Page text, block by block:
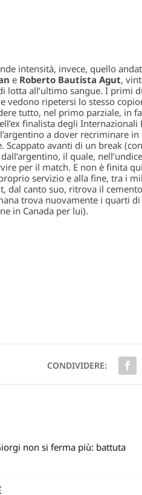
intensità, invece, quello
e Roberto Bautista Agut,
lotta all’ultimo sangue. I primi
vedono ripetersi lo stesso
tutto, nel primo parziale, in
finalista degli
a dover recriminare
Scappato avanti di un break
il quale,
per il match. E non è finita
servizio e alla fine, tra i
dal canto suo, ritrova il
trova nuovamente i quarti
in Canada per lui).
CONDIVIDERE:
non si ferma più: battuta